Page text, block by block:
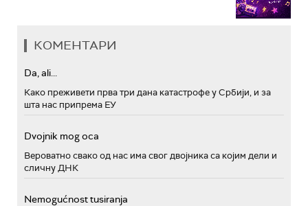
КОМЕНТАРИ
Da, ali...
Како преживети прва три дана катастрофе у Србији, и за
шта нас припрема ЕУ
Dvojnik mog oca
Вероватно свако од нас има свог двојника са којим дели и
сличну ДНК
Nemogućnost tusiranja